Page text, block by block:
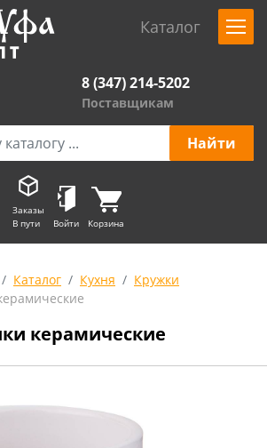
Каталог
8 (347) 214-5202
Поставщикам
Заказы
В пути
Войти Корзина
Каталог Кухня
Кружки
керамические